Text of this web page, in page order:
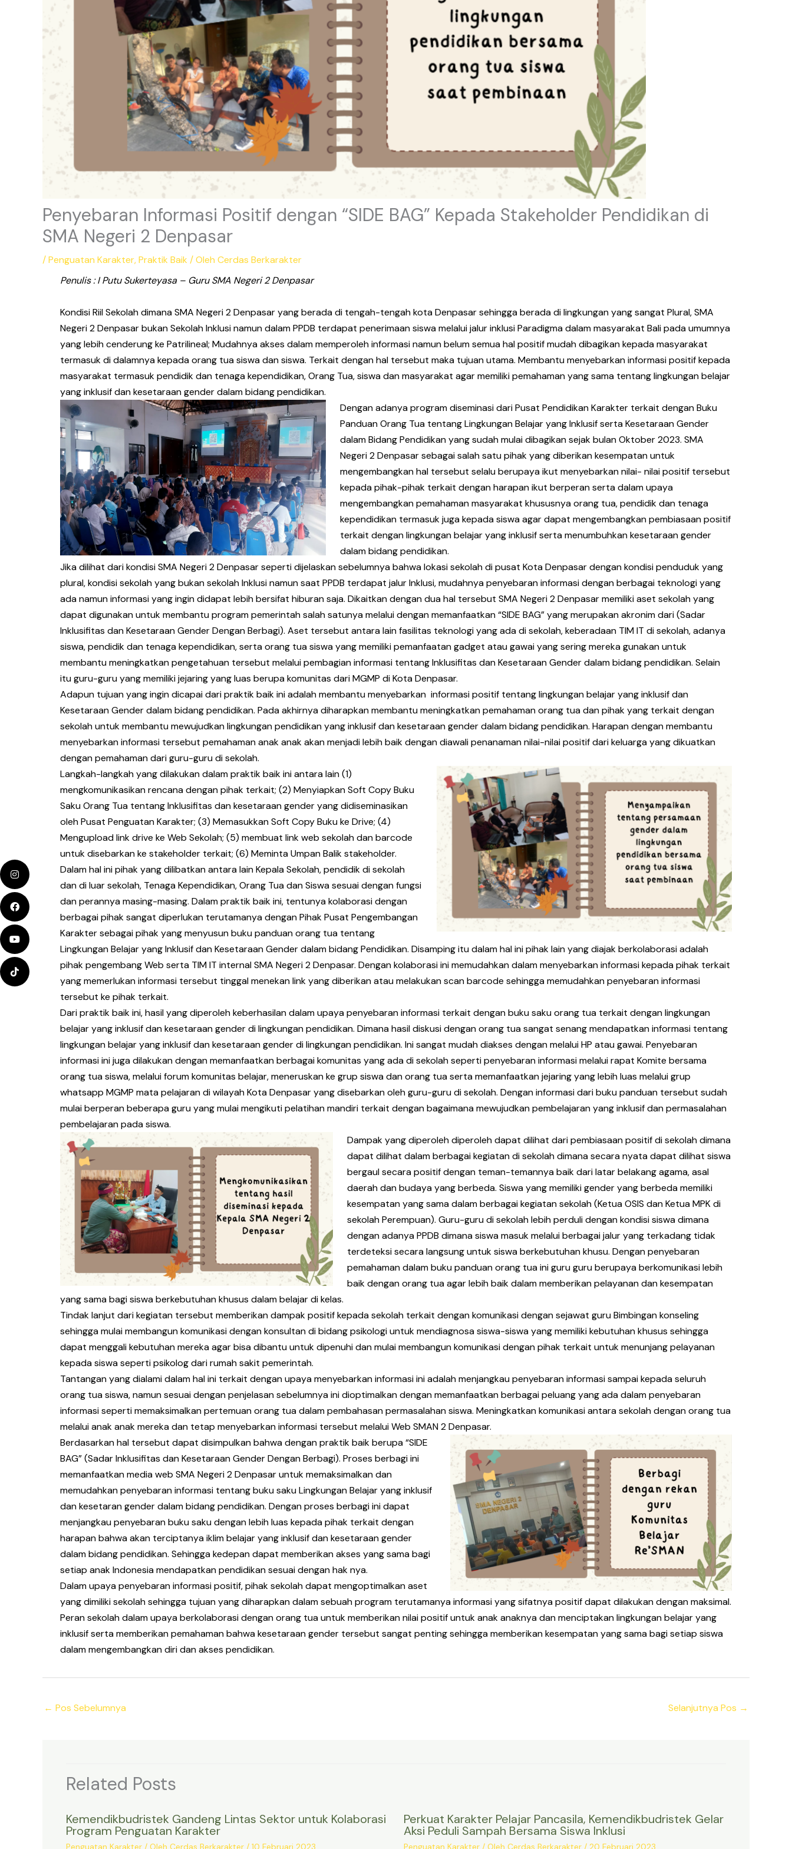
Penyebaran Informasi Positif dengan “SIDE BAG” Kepada Stakeholder Pendidikan di
SMA Negeri 2 Denpasar
/Penguatan Karakter,Praktik Baik / Oleh Cerdas Berkarakter
Penulis : I Putu Sukerteyasa – GuruSMA Negeri 2 Denpasar
Kondisi Riil Sekolah dimana SMA Negeri 2 Denpasar yang berada di tengah-tengah kota Denpasar sehingga berada di lingkungan yang sangat Plural, SMA
Negeri 2 Denpasar bukan Sekolah Inklusi namun dalam PPDB terdapat penerimaan siswa melalui jalur inklusi Paradigma dalam masyarakat Bali pada umumnya
yang lebih cenderung ke Patrilineal; Mudahnya akses dalam memperoleh informasi namun belum semua hal positif mudah dibagikan kepada masyarakat
termasuk di dalamnya kepada orang tua siswa dan siswa. Terkait dengan hal tersebut maka tujuan utama. Membantu menyebarkan informasi positif kepada
masyarakat termasuk pendidik dan tenaga kependidikan, Orang Tua, siswa dan masyarakat agar memiliki pemahaman yang sama tentang lingkungan belajar
yang inklusif dan kesetaraan gender dalam bidang pendidikan.
Dengan adanya program diseminasi dari Pusat Pendidikan Karakter terkait dengan Buku
Panduan Orang Tua tentang Lingkungan Belajar yang Inklusif serta Kesetaraan Gender
dalam Bidang Pendidikan yang sudah mulai dibagikan sejak bulan Oktober 2023. SMA
Negeri 2 Denpasar sebagai salah satu pihak yang diberikan kesempatan untuk
mengembangkan hal tersebut selalu berupaya ikut menyebarkan nilai- nilai positif tersebut
kepada pihak-pihak terkait dengan harapan ikut berperan serta dalam upaya
mengembangkan pemahaman masyarakat khususnya orang tua, pendidik dan tenaga
kependidikan termasuk juga kepada siswa agar dapat mengembangkan pembiasaan positif
terkait dengan lingkungan belajar yang inklusif serta menumbuhkan kesetaraan gender
dalam bidang pendidikan.
Jika dilihat dari kondisi SMA Negeri 2 Denpasar seperti dijelaskan sebelumnya bahwa lokasi sekolah di pusat Kota Denpasar dengan kondisi penduduk yang
plural, kondisi sekolah yang bukan sekolah Inklusi namun saat PPDB terdapat jalur Inklusi, mudahnya penyebaran informasi dengan berbagai teknologi yang
ada namun informasi yang ingin didapat lebih bersifat hiburan saja. Dikaitkan dengan dua hal tersebut SMA Negeri 2 Denpasar memiliki aset sekolah yang
dapat digunakan untuk membantu program pemerintah salah satunya melalui dengan memanfaatkan “SIDE BAG” yang merupakan akronim dari (Sadar
Inklusifitas dan Kesetaraan Gender Dengan Berbagi). Aset tersebut antara lain fasilitas teknologi yang ada di sekolah, keberadaan TIM IT di sekolah, adanya
siswa, pendidik dan tenaga kependidikan, serta orang tua siswa yang memiliki pemanfaatan gadget atau gawai yang sering mereka gunakan untuk
membantu meningkatkan pengetahuan tersebut melalui pembagian informasi tentang Inklusifitas dan Kesetaraan Gender dalam bidang pendidikan. Selain
itu guru-guru yang memiliki jejaring yang luas berupa komunitas dari MGMP di Kota Denpasar.
Adapun tujuan yang ingin dicapai dari praktik baik ini adalah membantu menyebarkan informasi positif tentang lingkungan belajar yang inklusif dan
Kesetaraan Gender dalam bidang pendidikan. Pada akhirnya diharapkan membantu meningkatkan pemahaman orang tua dan pihak yang terkait dengan
sekolah untuk membantu mewujudkan lingkungan pendidikan yang inklusif dan kesetaraan gender dalam bidang pendidikan. Harapan dengan membantu
menyebarkan informasi tersebut pemahaman anak anak akan menjadi lebih baik dengan diawali penanaman nilai-nilai positif dari keluarga yang dikuatkan
dengan pemahaman dari guru-guru di sekolah.
Langkah-langkah yang dilakukan dalam praktik baik ini antara lain (1)
mengkomunikasikan rencana dengan pihak terkait; (2) Menyiapkan Soft Copy Buku
Saku Orang Tua tentang Inklusifitas dan kesetaraan gender yang didiseminasikan
oleh Pusat Penguatan Karakter; (3) Memasukkan Soft Copy Buku ke Drive; (4)
Mengupload link drive ke Web Sekolah; (5) membuat link web sekolah dan barcode
untuk disebarkan ke stakeholder terkait; (6) Meminta Umpan Balik stakeholder.
Dalam hal ini pihak yang dilibatkan antara lain Kepala Sekolah, pendidik di sekolah
dan di luar sekolah, Tenaga Kependidikan, Orang Tua dan Siswa sesuai dengan fungsi
dan perannya masing-masing. Dalam praktik baik ini, tentunya kolaborasi dengan
berbagai pihak sangat diperlukan terutamanya dengan Pihak Pusat Pengembangan
Karakter sebagai pihak yang menyusun buku panduan orang tua tentang
Lingkungan Belajar yang Inklusif dan Kesetaraan Gender dalam bidang Pendidikan. Disamping itu dalam hal ini pihak lain yang diajak berkolaborasi adalah
pihak pengembang Web serta TIM IT internal SMA Negeri 2 Denpasar. Dengan kolaborasi ini memudahkan dalam menyebarkan informasi kepada pihak terkait
yang memerlukan informasi tersebut tinggal menekan link yang diberikan atau melakukan scan barcode sehingga memudahkan penyebaran informasi
tersebut ke pihak terkait.
Dari praktik baik ini, hasil yang diperoleh keberhasilan dalam upaya penyebaran informasi terkait dengan buku saku orang tua terkait dengan lingkungan
belajar yang inklusif dan kesetaraan gender di lingkungan pendidikan. Dimana hasil diskusi dengan orang tua sangat senang mendapatkan informasi tentang
lingkungan belajar yang inklusif dan kesetaraan gender di lingkungan pendidikan. Ini sangat mudah diakses dengan melalui HP atau gawai. Penyebaran
informasi ini juga dilakukan dengan memanfaatkan berbagai komunitas yang ada di sekolah seperti penyebaran informasi melalui rapat Komite bersama
orang tua siswa, melalui forum komunitas belajar, meneruskan ke grup siswa dan orang tua serta memanfaatkan jejaring yang lebih luas melalui grup
whatsapp MGMP mata pelajaran di wilayah Kota Denpasar yang disebarkan oleh guru-guru di sekolah. Dengan informasi dari buku panduan tersebut sudah
mulai berperan beberapa guru yang mulai mengikuti pelatihan mandiri terkait dengan bagaimana mewujudkan pembelajaran yang inklusif dan permasalahan
pembelajaran pada siswa.
Dampak yang diperoleh diperoleh dapat dilihat dari pembiasaan positif di sekolah dimana
dapat dilihat dalam berbagai kegiatan di sekolah dimana secara nyata dapat dilihat siswa
bergaul secara positif dengan teman-temannya baik dari latar belakang agama, asal
daerah dan budaya yang berbeda. Siswa yang memiliki gender yang berbeda memiliki
kesempatan yang sama dalam berbagai kegiatan sekolah (Ketua OSIS dan Ketua MPK di
sekolah Perempuan). Guru-guru di sekolah lebih perduli dengan kondisi siswa dimana
dengan adanya PPDB dimana siswa masuk melalui berbagai jalur yang terkadang tidak
terdeteksi secara langsung untuk siswa berkebutuhan khusu. Dengan penyebaran
pemahaman dalam buku panduan orang tua ini guru guru berupaya berkomunikasi lebih
baik dengan orang tua agar lebih baik dalam memberikan pelayanan dan kesempatan
yang sama bagi siswa berkebutuhan khusus dalam belajar di kelas.
Tindak lanjut dari kegiatan tersebut memberikan dampak positif kepada sekolah terkait dengan komunikasi dengan sejawat guru Bimbingan konseling
sehingga mulai membangun komunikasi dengan konsultan di bidang psikologi untuk mendiagnosa siswa-siswa yang memiliki kebutuhan khusus sehingga
dapat menggali kebutuhan mereka agar bisa dibantu untuk dipenuhi dan mulai membangun komunikasi dengan pihak terkait untuk menunjang pelayanan
kepada siswa seperti psikolog dari rumah sakit pemerintah.
Tantangan yang dialami dalam hal ini terkait dengan upaya menyebarkan informasi ini adalah menjangkau penyebaran informasi sampai kepada seluruh
orang tua siswa, namun sesuai dengan penjelasan sebelumnya ini dioptimalkan dengan memanfaatkan berbagai peluang yang ada dalam penyebaran
informasi seperti memaksimalkan pertemuan orang tua dalam pembahasan permasalahan siswa. Meningkatkan komunikasi antara sekolah dengan orang tua
melalui anak anak mereka dan tetap menyebarkan informasi tersebut melalui Web SMAN 2 Denpasar.
Berdasarkan hal tersebut dapat disimpulkan bahwa dengan praktik baik berupa “SIDE
BAG” (Sadar Inklusifitas dan Kesetaraan Gender Dengan Berbagi). Proses berbagi ini
memanfaatkan media web SMA Negeri 2 Denpasar untuk memaksimalkan dan
memudahkan penyebaran informasi tentang buku saku Lingkungan Belajar yang inklusif
dan kesetaran gender dalam bidang pendidikan. Dengan proses berbagi ini dapat
menjangkau penyebaran buku saku dengan lebih luas kepada pihak terkait dengan
harapan bahwa akan terciptanya iklim belajar yang inklusif dan kesetaraan gender
dalam bidang pendidikan. Sehingga kedepan dapat memberikan akses yang sama bagi
setiap anak Indonesia mendapatkan pendidikan sesuai dengan hak nya.
Dalam upaya penyebaran informasi positif, pihak sekolah dapat mengoptimalkan aset
yang dimiliki sekolah sehingga tujuan yang diharapkan dalam sebuah program terutamanya informasi yang sifatnya positif dapat dilakukan dengan maksimal.
Peran sekolah dalam upaya berkolaborasi dengan orang tua untuk memberikan nilai positif untuk anak anaknya dan menciptakan lingkungan belajar yang
inklusif serta memberikan pemahaman bahwa kesetaraan gender tersebut sangat penting sehingga memberikan kesempatan yang sama bagi setiap siswa
dalam mengembangkan diri dan akses pendidikan.
← Pos Sebelumnya Selanjutnya Pos →
Related Posts
Kemendikbudristek Gandeng Lintas Sektor untuk Kolaborasi
Program Penguatan Karakter
Penguatan Karakter / Oleh Cerdas Berkarakter / 10 Februari 2023
Perkuat Karakter Pelajar Pancasila, Kemendikbudristek Gelar
Aksi Peduli Sampah Bersama Siswa Inklusi
Penguatan Karakter/ Oleh Cerdas Berkarakter / 20 Februari 2023